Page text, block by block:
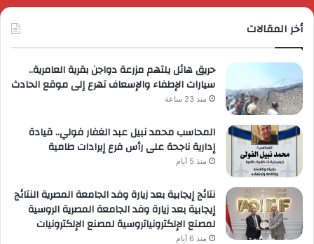
أخر المقالات
حريق هائل يلتهم مزرعة دواجن بقرية العامرية..
سيارات الإطفاء والإسعاف تهرع إلى موقع الحادث
منذ 23 ساعة
المحاسب محمد نبيل عبد الغفار فولي.. قيادة
إدارية ناجحة على رأس فرع إيرادات طامية
منذ 5 أيام
نتائج إيجابية بعد زيارة وفد الجامعة المصرية النتائج
إيجابية بعد زيارة وفد الجامعة المصرية الروسية
لمصنع الإلكترونياتروسية لمصنع الإلكترونيات
منذ 6 أيام